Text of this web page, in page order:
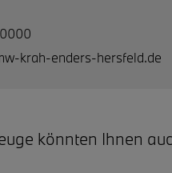
krah-enders-hersfeld.de
könnten Ihnen